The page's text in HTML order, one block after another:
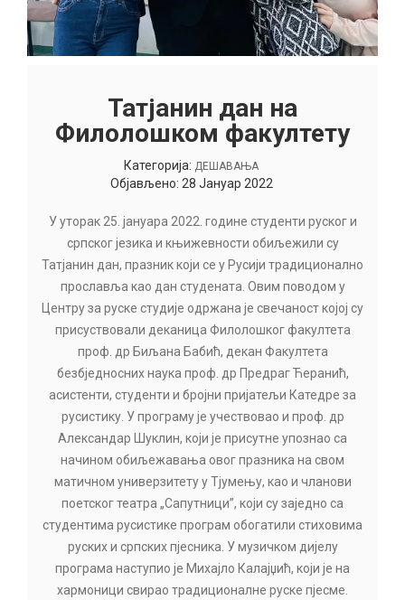
Татјанин дан на
Филолошком факултету
Категорија: ДЕШАВАЊА
Објављено: 28 Јануар 2022
У уторак 25. јануара 2022. године студенти руског и
српског језика и књижевности обиљежили су
Татјанин дан, празник који се у Русији традиционално
прославља као дан студената. Овим поводом у
Центру за руске студије одржана је свечаност којој су
присуствовали деканица Филолошког факултета
проф. др Биљана Бабић, декан Факултета
безбједносних наука проф. др Предраг Ћеранић,
асистенти, студенти и бројни пријатељи Катедре за
русистику. У програму је учествовао и проф. др
Александар Шуклин, који је присутне упознао са
начином обиљежавања овог празника на свом
матичном универзитету у Тјумењу, као и чланови
поетског театра „Сапутници”, који су заједно са
студентима русистике програм обогатили стиховима
руских и српских пјесника. У музичком дијелу
програма наступио је Михајло Калајџић, који је на
хармоници свирао традиционалне руске пјесме.